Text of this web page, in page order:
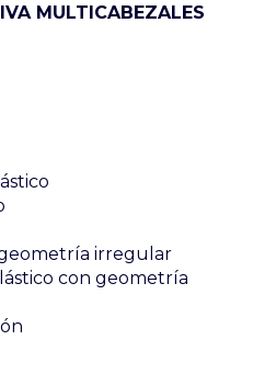
MULTICABEZALES
irregular
con geometría